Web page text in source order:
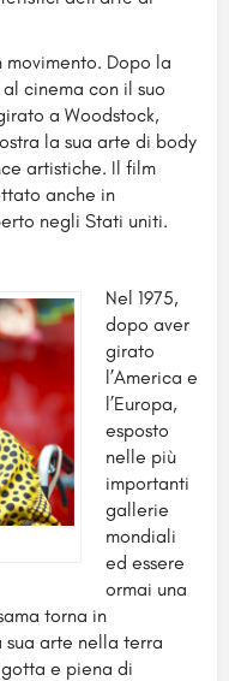
movimento. Dopo la
cinema con il suo
a Woodstock,
la sua arte di body
artistiche. Il film
anche in
negli Stati uniti.
Nel 1975,
dopo aver
girato
l’America e
l’Europa,
esposto
nelle più
importanti
gallerie
mondiali
ed essere
ormai una
torna in
arte nella terra
e piena di